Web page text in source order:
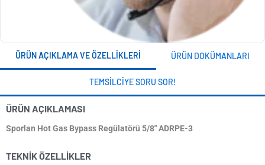
ÜRÜN AÇIKLAMA VE ÖZELLIKLERI ÜRÜN DOKÜMANLARI
TEMSILCIYE SORU SOR!
ÜRÜN AÇIKLAMASI
Sporlan Hot Gas Bypass Regülatörü 5/8" ADRPE-3
TEKNIK ÖZELLIKLER